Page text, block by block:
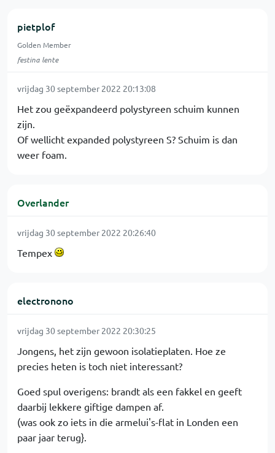
pietplof
Golden Member
festina lente
vrijdag 30 september 2022 20:13:08
Het zou geëxpandeerd polystyreen schuim kunnen
zijn.
Of wellicht expanded polystyreen S? Schuim is dan
weer foam.
Overlander
vrijdag 30 september 2022 20:26:40
Tempex
electronono
vrijdag 30 september 2022 20:30:25
Jongens, het zijn gewoon isolatieplaten. Hoe ze
precies heten is toch niet interessant?
Goed spul overigens: brandt als een fakkel en geeft
daarbij lekkere giftige dampen af.
(was ook zo iets in die armelui's-flat in Londen een
paar jaar terug}.